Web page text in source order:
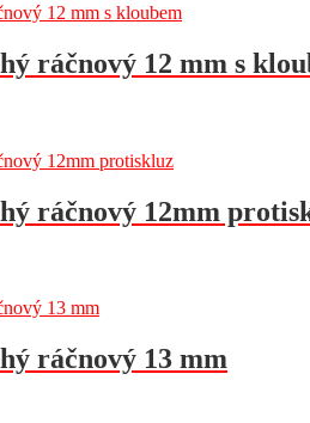
ráčnový 12 mm s
ráčnový 12mm
ráčnový 13 mm